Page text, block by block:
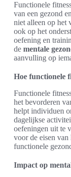
Functionele
van een gezond en
niet alleen op het
ook op het
oefening en
de mentale
aanvulling op
Hoe functionele
Functionele
het bevorderen
helpt individuen
dagelijkse
oefeningen uit te
voor de eisen
functionele
Impact op